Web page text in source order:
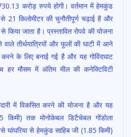
करोड़ रुपये होगी। वर्तमान में हेमकुंड
से 21 किलोमीटर की चुनौतीपूर्ण चढ़ाई है और
जाता है। प्रस्तावित रोपवे की योजना
तीर्थयात्रियों और फूलों की घाटी में आने
करने के लिए बनाई गई है और यह गोविंदघाट
मौसम में अंतिम मील की कनेक्टिविटी
में विकसित करने की योजना है और यह
किमी) तक मोनोकेबल डिटैचेबल गोंडोला
घांघरिया से हेमकुंड साहिब जी (1.85 किमी)